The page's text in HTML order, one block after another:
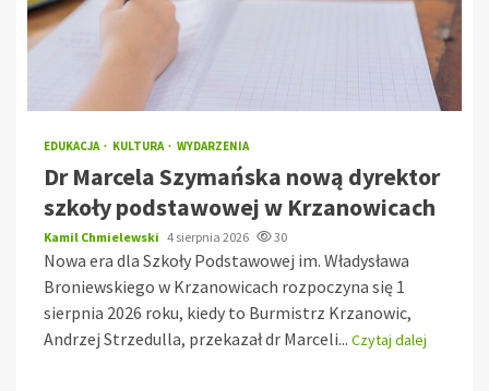
EDUKACJA KULTURA WYDARZENIA
Dr Marcela Szymańska nową dyrektor
szkoły podstawowej w Krzanowicach
Kamil Chmielewski 4 sierpnia 2026 30
Nowa era dla Szkoły Podstawowej im. Władysława
Broniewskiego w Krzanowicach rozpoczyna się 1
sierpnia 2026 roku, kiedy to Burmistrz Krzanowic,
Andrzej Strzedulla, przekazał dr Marceli... Czytaj dalej